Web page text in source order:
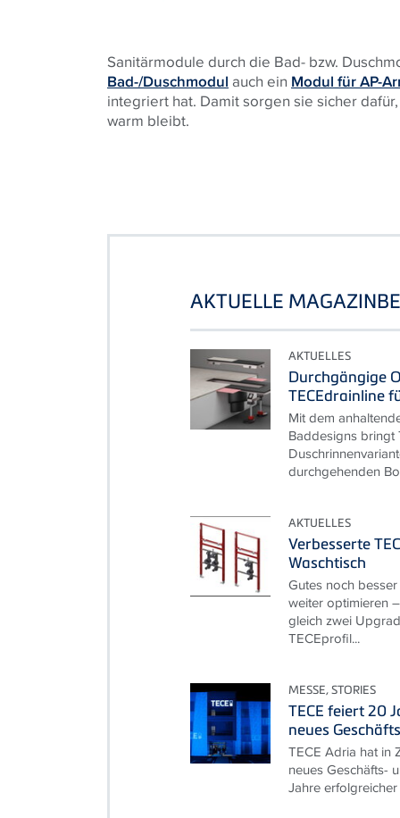
Sanitärmodule durch die Bad- bzw.
Bad-/Duschmodul auch ein Modul für AP-
integriert hat. Damit sorgen sie sicher
warm bleibt.
AKTUELLE
AKTUELLES
Durchgängige
TECEdrainline
Mit dem
Baddesigns bringt
durchgehenden
AKTUELLES
Verbesserte
Waschtisch
Gutes noch
weiter optimieren
gleich zwei
TECEprofil...
MESSE, STORIES
TECE feiert 20
neues
TECE Adria hat in
neues Geschäfts-
Jahre